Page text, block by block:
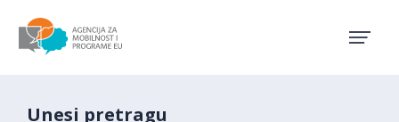
Unesi pretragu